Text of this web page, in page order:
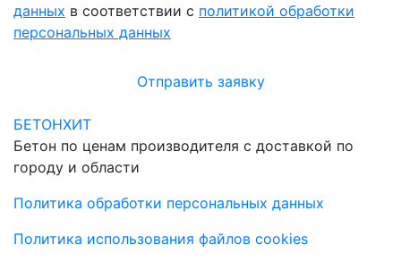
данных в соответствии с политикой обработки
персональных данных
Отправить заявку
БЕТОНХИТ
Бетон по ценам производителя с доставкой по
городу и области
Политика обработки персональных данных
Политика использования файлов cookies